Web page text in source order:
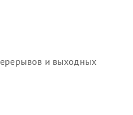
и выходных